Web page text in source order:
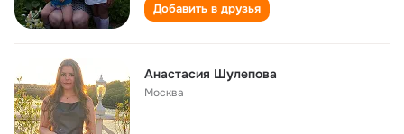
Добавить в друзья
Анастасия Шулепова
Москва